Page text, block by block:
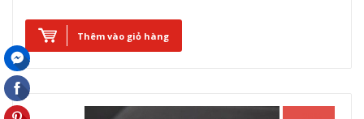
Thêm vào giỏ hàng